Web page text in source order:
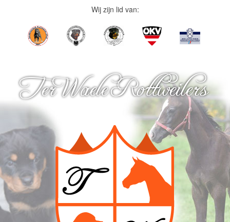
Wij zijn lid van:
Ter Waele Rottweilers